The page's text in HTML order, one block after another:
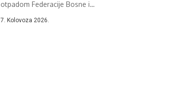
otpadom Federacije Bosne i
7. Kolovoza 2026.